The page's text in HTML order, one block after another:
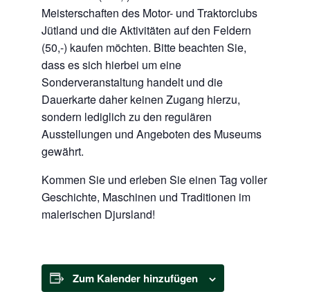
Meisterschaften des Motor- und Traktorclubs
Jütland und die Aktivitäten auf den Feldern
(50,-) kaufen möchten. Bitte beachten Sie,
dass es sich hierbei um eine
Sonderveranstaltung handelt und die
Dauerkarte daher keinen Zugang hierzu,
sondern lediglich zu den regulären
Ausstellungen und Angeboten des Museums
gewährt.
Kommen Sie und erleben Sie einen Tag voller
Geschichte, Maschinen und Traditionen im
malerischen Djursland!
Zum Kalender hinzufügen